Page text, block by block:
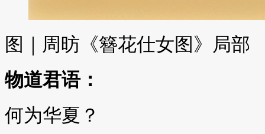
图｜周昉《簪花仕女图》局部
物道君语：
何为华夏？